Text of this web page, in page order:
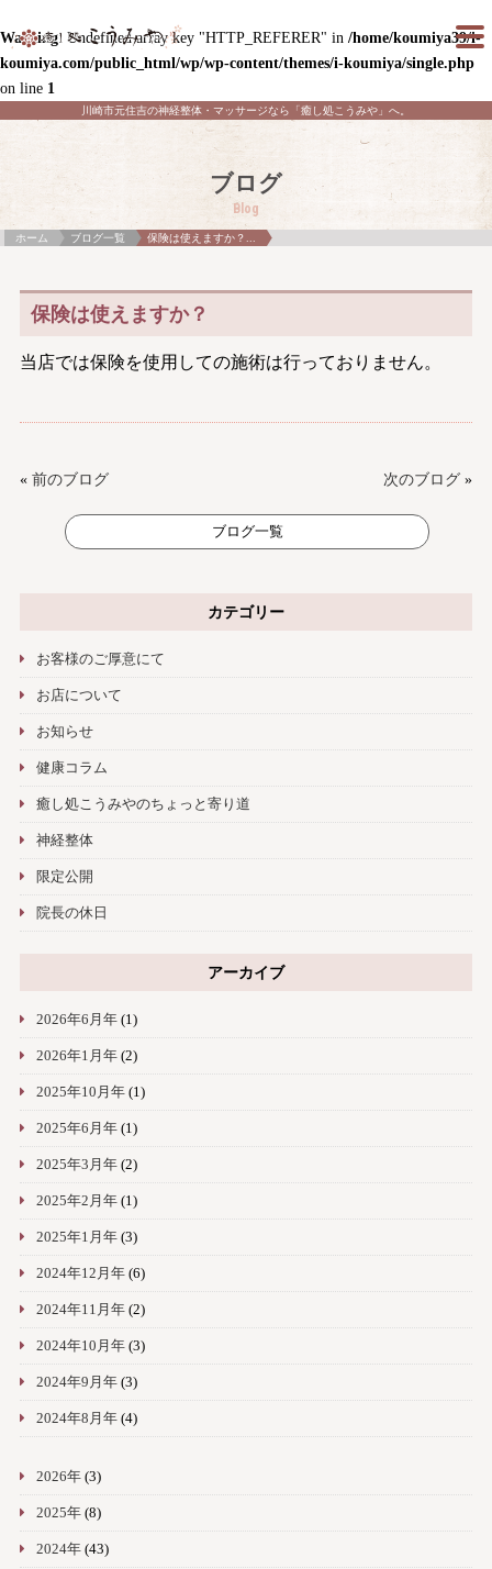
Warning: Undefined array key "HTTP_REFERER" in /home/koumiya39/i-
koumiya.com/public_html/wp/wp-content/themes/i-koumiya/single.php
on line 1
川崎市元住吉の神経整体・マッサージなら「癒し処こうみや」へ。
ブログ
Blog
ホーム ブログ一覧 保険は使えますか？...
保険は使えますか？
当店では保険を使用しての施術は行っておりません。
« 前のブログ 次のブログ »
ブログ一覧
カテゴリー
お客様のご厚意にて
お店について
お知らせ
健康コラム
癒し処こうみやのちょっと寄り道
神経整体
限定公開
院長の休日
アーカイブ
2026年6月年(1)
2026年1月年(2)
2025年10月年(1)
2025年6月年(1)
2025年3月年(2)
2025年2月年(1)
2025年1月年(3)
2024年12月年(6)
2024年11月年(2)
2024年10月年(3)
2024年9月年(3)
2024年8月年(4)
2026年(3)
2025年(8)
2024年(43)